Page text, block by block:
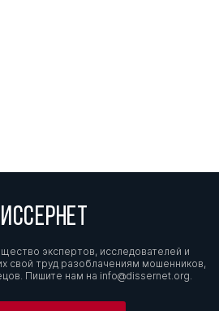
экспертов, исследователей и
свой труд разоблачениям мошенников,
Пишите нам на info@dissernet.org.